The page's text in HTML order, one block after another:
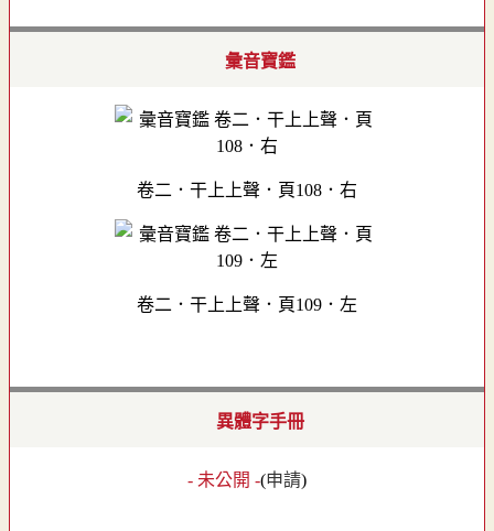
彙音寶鑑
卷二．干上上聲．頁108．右
卷二．干上上聲．頁109．左
異體字手冊
- 未公開 -(申請)